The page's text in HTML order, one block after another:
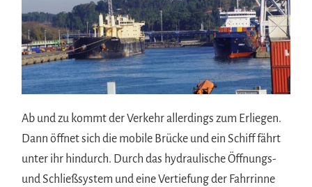
Ab und zu kommt der Verkehr allerdings zum Erliegen.
Dann öffnet sich die mobile Brücke und ein Schiff fährt
unter ihr hindurch. Durch das hydraulische Öffnungs-
und Schließsystem und eine Vertiefung der Fahrrinne